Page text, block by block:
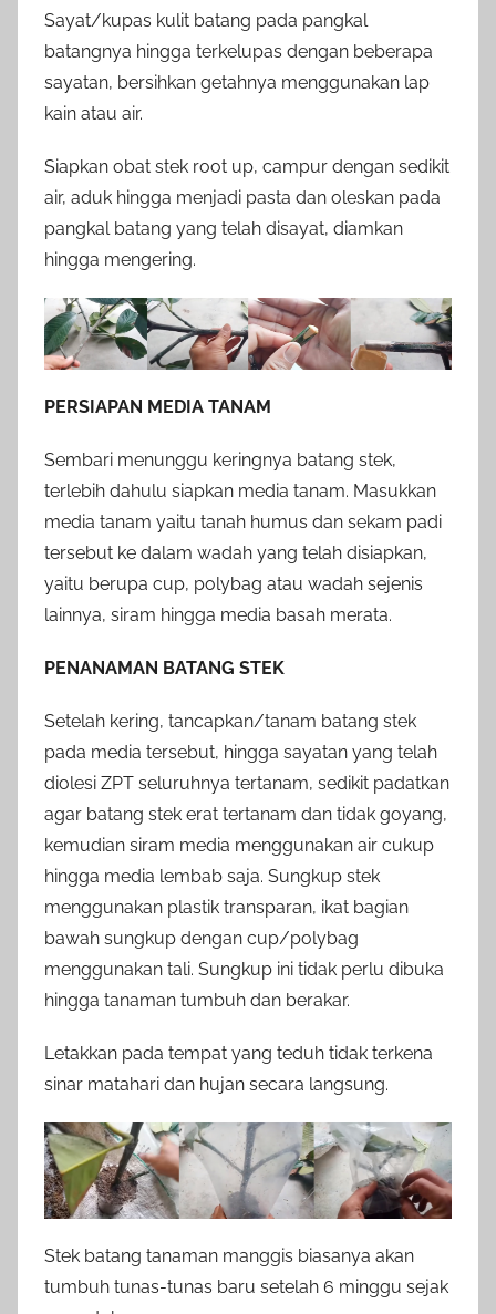
Sayat/kupas kulit batang pada pangkal
batangnya hingga terkelupas dengan beberapa
sayatan, bersihkan getahnya menggunakan lap
kain atau air.
Siapkan obat stek root up, campur dengan sedikit
air, aduk hingga menjadi pasta dan oleskan pada
pangkal batang yang telah disayat, diamkan
hingga mengering.
PERSIAPAN MEDIA TANAM
Sembari menunggu keringnya batang stek,
terlebih dahulu siapkan media tanam. Masukkan
media tanam yaitu tanah humus dan sekam padi
tersebut ke dalam wadah yang telah disiapkan,
yaitu berupa cup, polybag atau wadah sejenis
lainnya, siram hingga media basah merata.
PENANAMAN BATANG STEK
Setelah kering, tancapkan/tanam batang stek
pada media tersebut, hingga sayatan yang telah
diolesi ZPT seluruhnya tertanam, sedikit padatkan
agar batang stek erat tertanam dan tidak goyang,
kemudian siram media menggunakan air cukup
hingga media lembab saja. Sungkup stek
menggunakan plastik transparan, ikat bagian
bawah sungkup dengan cup/polybag
menggunakan tali. Sungkup ini tidak perlu dibuka
hingga tanaman tumbuh dan berakar.
Letakkan pada tempat yang teduh tidak terkena
sinar matahari dan hujan secara langsung.
Stek batang tanaman manggis biasanya akan
tumbuh tunas-tunas baru setelah 6 minggu sejak